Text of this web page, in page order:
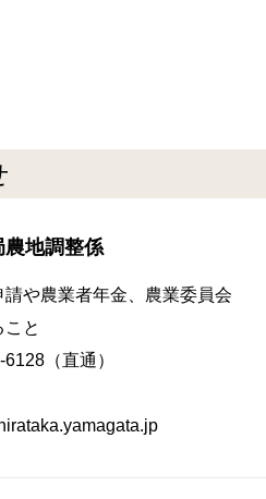
農地調整係
や農業者年金、農業委員会
と
（直通）